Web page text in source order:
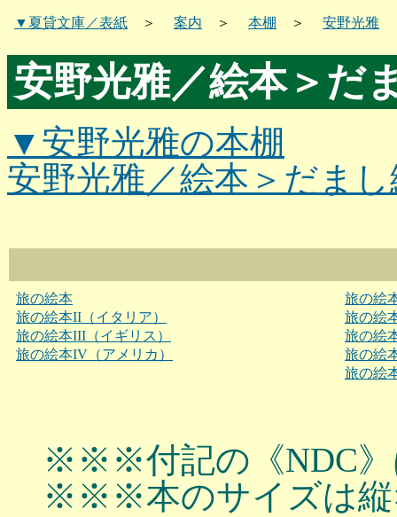
▼夏貸文庫／表紙 ＞ 案内 ＞ 本棚 ＞ 安野光雅
安野光雅／絵本＞だ
▼安野光雅の本棚
安野光雅／絵本＞だま
旅の絵本
旅の絵本II（イタリア）
旅の絵本III（イギリス）
旅の絵本IV（アメリカ）
旅の絵
旅の絵
旅の絵
旅の絵
旅の絵
※※※付記の《NDC》
※※※本のサイズは縦